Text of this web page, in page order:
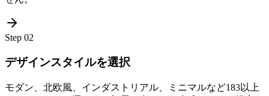
Step 02
デザインスタイルを選択
モダン、北欧風、インダストリアル、ミニマルなど183以上